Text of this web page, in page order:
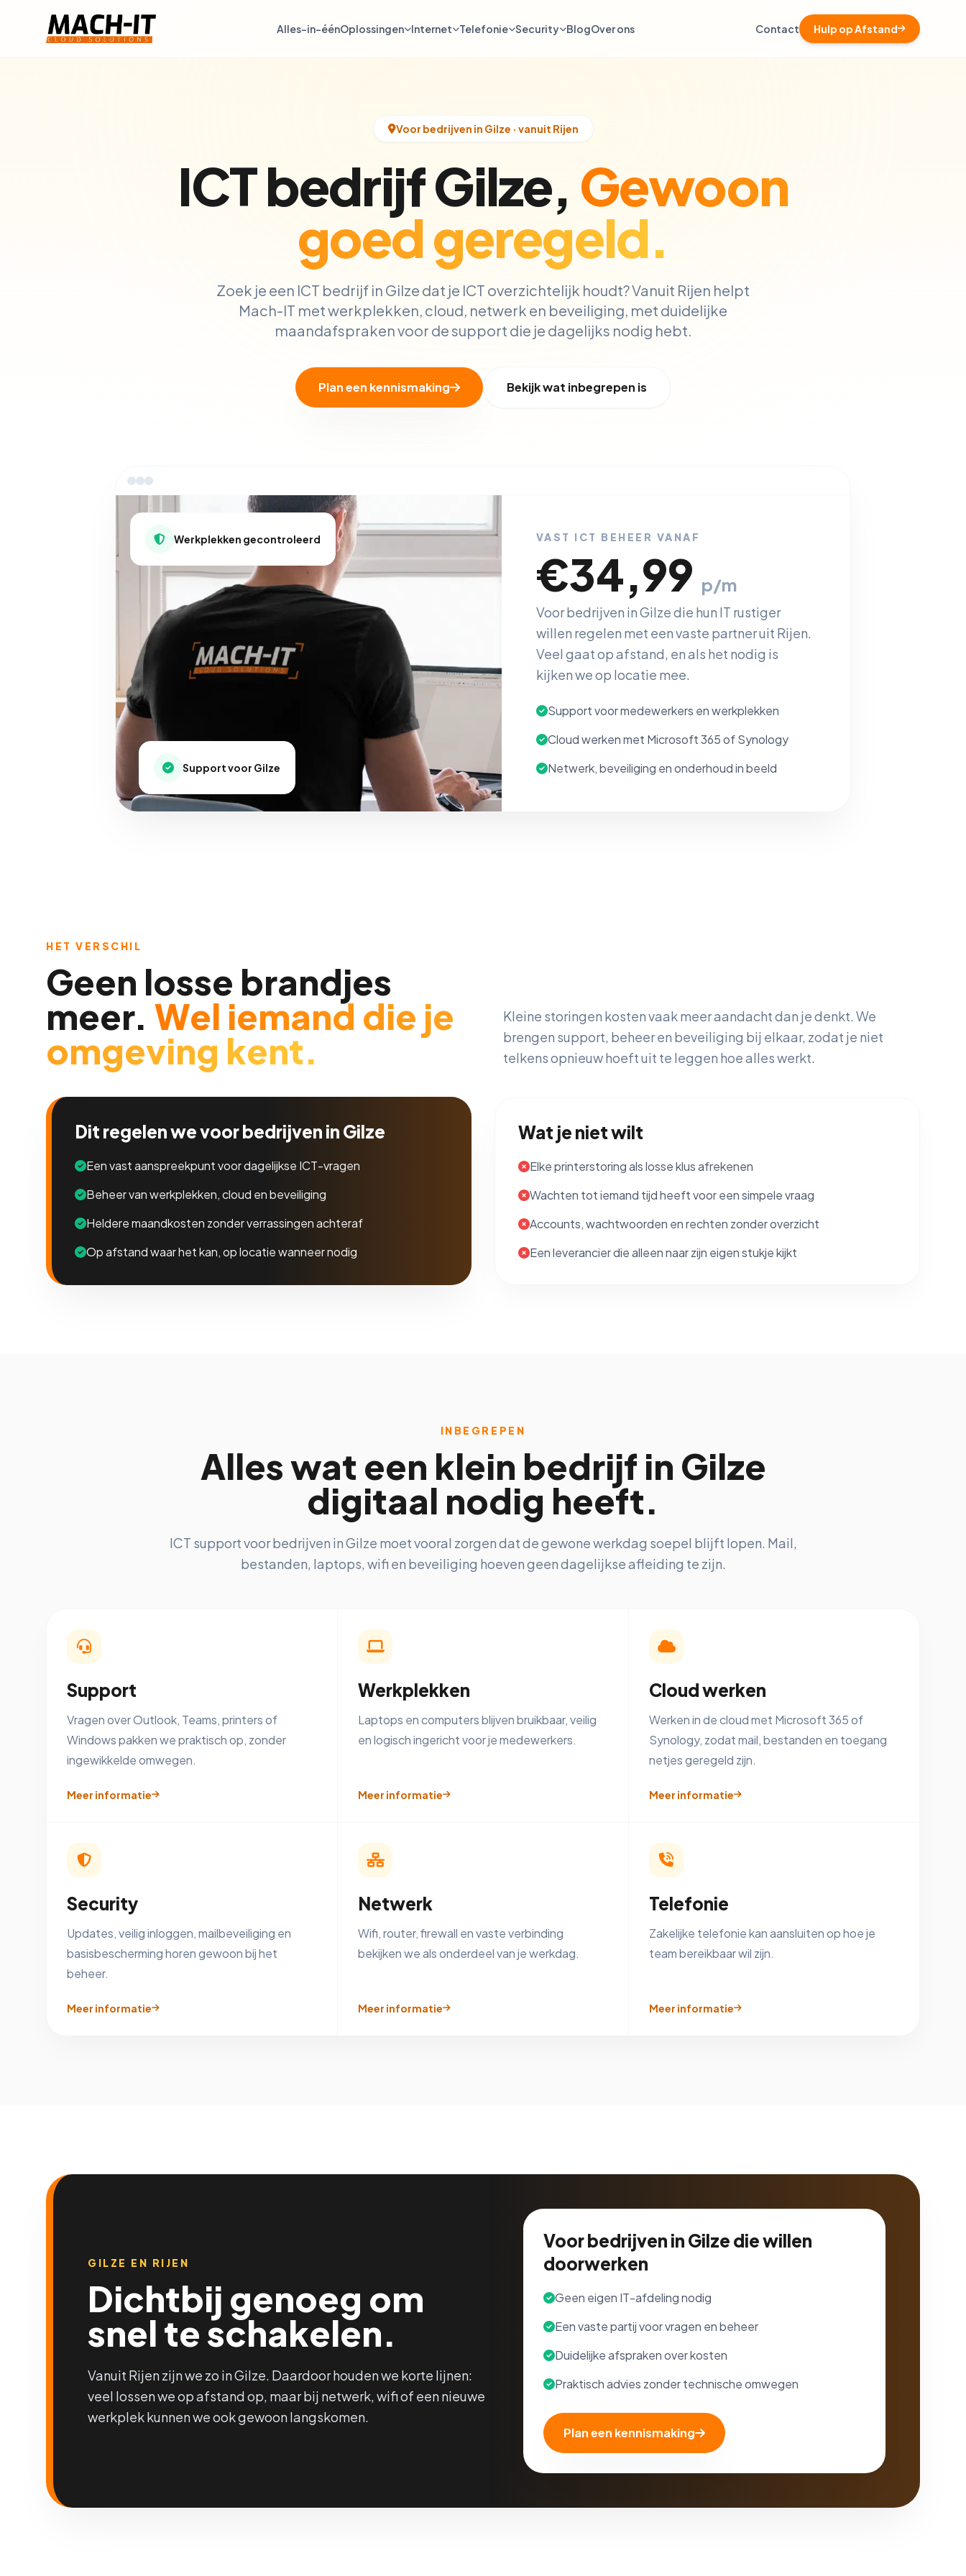
Alles-in-éénOplossingen Internet Telefonie Security BlogOver ons Contact Hulp op Afstand
Voor bedrijven in Gilze · vanuit Rijen
ICT bedrijf Gilze, Gewoon
goed geregeld.
Zoek je een ICT bedrijf in Gilze dat je ICT overzichtelijk houdt? Vanuit Rijen helpt
Mach-IT met werkplekken, cloud, netwerk en beveiliging, met duidelijke
maandafspraken voor de support die je dagelijks nodig hebt.
Plan een kennismaking Bekijk wat inbegrepen is
Werkplekken gecontroleerd
Support voor Gilze
VAST ICT BEHEER VANAF
€34,99 p/m
Voor bedrijven in Gilze die hun IT rustiger
willen regelen met een vaste partner uit Rijen.
Veel gaat op afstand, en als het nodig is
kijken we op locatie mee.
Support voor medewerkers en werkplekken
Cloud werken met Microsoft 365 of Synology
Netwerk, beveiliging en onderhoud in beeld
HET VERSCHIL
Geen losse brandjes
meer. Wel iemand die je
omgeving kent.
Kleine storingen kosten vaak meer aandacht dan je denkt. We
brengen support, beheer en beveiliging bij elkaar, zodat je niet
telkens opnieuw hoeft uit te leggen hoe alles werkt.
Dit regelen we voor bedrijven in Gilze
Een vast aanspreekpunt voor dagelijkse ICT-vragen
Beheer van werkplekken, cloud en beveiliging
Heldere maandkosten zonder verrassingen achteraf
Op afstand waar het kan, op locatie wanneer nodig
Wat je niet wilt
Elke printerstoring als losse klus afrekenen
Wachten tot iemand tijd heeft voor een simpele vraag
Accounts, wachtwoorden en rechten zonder overzicht
Een leverancier die alleen naar zijn eigen stukje kijkt
INBEGREPEN
Alles wat een klein bedrijf in Gilze
digitaal nodig heeft.
ICT support voor bedrijven in Gilze moet vooral zorgen dat de gewone werkdag soepel blijft lopen. Mail,
bestanden, laptops, wifi en beveiliging hoeven geen dagelijkse afleiding te zijn.
Support
Vragen over Outlook, Teams, printers of
Windows pakken we praktisch op, zonder
ingewikkelde omwegen.
Meer informatie
Werkplekken
Laptops en computers blijven bruikbaar, veilig
en logisch ingericht voor je medewerkers.
Meer informatie
Cloud werken
Werken in de cloud met Microsoft 365 of
Synology, zodat mail, bestanden en toegang
netjes geregeld zijn.
Meer informatie
Security
Updates, veilig inloggen, mailbeveiliging en
basisbescherming horen gewoon bij het
beheer.
Meer informatie
Netwerk
Wifi, router, firewall en vaste verbinding
bekijken we als onderdeel van je werkdag.
Meer informatie
Telefonie
Zakelijke telefonie kan aansluiten op hoe je
team bereikbaar wil zijn.
Meer informatie
GILZE EN RIJEN
Dichtbij genoeg om
snel te schakelen.
Vanuit Rijen zijn we zo in Gilze. Daardoor houden we korte lijnen:
veel lossen we op afstand op, maar bij netwerk, wifi of een nieuwe
werkplek kunnen we ook gewoon langskomen.
Voor bedrijven in Gilze die willen
doorwerken
Geen eigen IT-afdeling nodig
Een vaste partij voor vragen en beheer
Duidelijke afspraken over kosten
Praktisch advies zonder technische omwegen
Plan een kennismaking